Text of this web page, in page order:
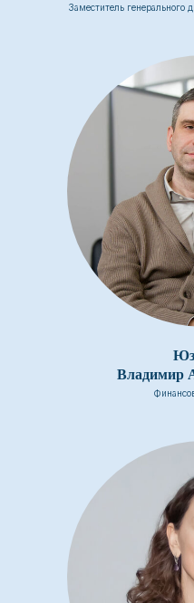
Заместитель генерального
Владимир